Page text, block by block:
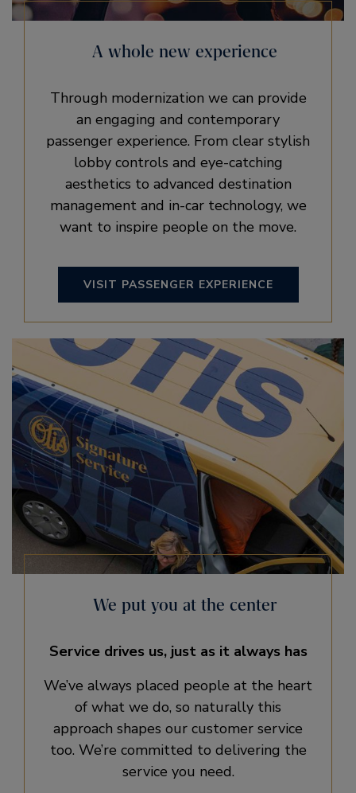
A whole new experience
Through modernization we can provide
an engaging and contemporary
passenger experience. From clear stylish
lobby controls and eye-catching
aesthetics to advanced destination
management and in-car technology, we
want to inspire people on the move.
VISIT PASSENGER EXPERIENCE
We put you at the center
Service drives us, just as it always has
We’ve always placed people at the heart
of what we do, so naturally this
approach shapes our customer service
too. We’re committed to delivering the
service you need.